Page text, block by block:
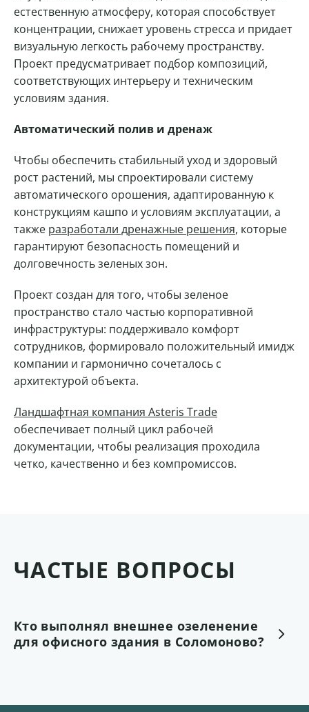
естественную атмосферу, которая способствует
концентрации, снижает уровень стресса и придает
визуальную легкость рабочему пространству.
Проект предусматривает подбор композиций,
соответствующих интерьеру и техническим
условиям здания.
Автоматический полив и дренаж
Чтобы обеспечить стабильный уход и здоровый
рост растений, мы спроектировали систему
автоматического орошения, адаптированную к
конструкциям кашпо и условиям эксплуатации, а
также разработали дренажные решения, которые
гарантируют безопасность помещений и
долговечность зеленых зон.
Проект создан для того, чтобы зеленое
пространство стало частью корпоративной
инфраструктуры: поддерживало комфорт
сотрудников, формировало положительный имидж
компании и гармонично сочеталось с
архитектурой объекта.
Ландшафтная компания Asteris Trade
обеспечивает полный цикл рабочей
документации, чтобы реализация проходила
четко, качественно и без компромиссов.
ЧАСТЫЕ ВОПРОСЫ
Кто выполнял внешнее озеленение
для офисного здания в Соломоново?